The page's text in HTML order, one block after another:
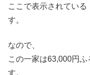
ここで表示されてい
す。
なので、
この一家は63,000円
す。